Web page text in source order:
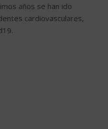
años se han ido
cardiovasculares,